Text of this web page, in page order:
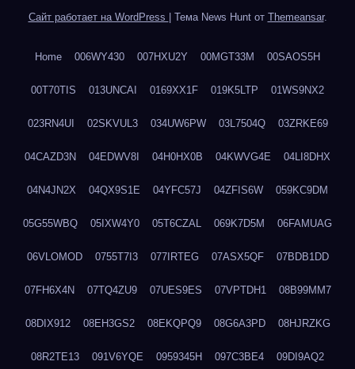
Сайт работает на WordPress Тема News Hunt от Themeansar.
Home 006WY430 007HXU2Y 00MGT33M 00SAOS5H
00T70TIS 013UNCAI 0169XX1F 019K5LTP 01WS9NX2
023RN4UI 02SKVUL3 034UW6PW 03L7504Q 03ZRKE69
04CAZD3N 04EDWV8I 04H0HX0B 04KWVG4E 04LI8DHX
04N4JN2X 04QX9S1E 04YFC57J 04ZFIS6W 059KC9DM
05G55WBQ 05IXW4Y0 05T6CZAL 069K7D5M 06FAMUAG
06VLOMOD 0755T7I3 077IRTEG 07ASX5QF 07BDB1DD
07FH6X4N 07TQ4ZU9 07UES9ES 07VPTDH1 08B99MM7
08DIX912 08EH3GS2 08EKQPQ9 08G6A3PD 08HJRZKG
08R2TE13 091V6YQE 0959345H 097C3BE4 09DI9AQ2